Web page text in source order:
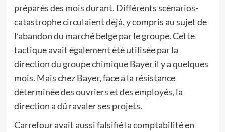
préparés des mois durant. Différents scénarios-
catastrophe circulaient déjà, y compris au sujet de
l’abandon du marché belge par le groupe. Cette
tactique avait également été utilisée par la
direction du groupe chimique Bayer il y a quelques
mois. Mais chez Bayer, face à la résistance
déterminée des ouvriers et des employés, la
direction a dû ravaler ses projets.
Carrefour avait aussi falsifié la comptabilité en